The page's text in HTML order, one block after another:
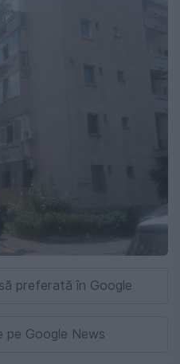
preferată în Google
pe Google News